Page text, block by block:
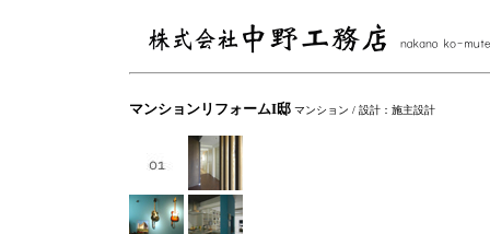
マンションリフォームI邸 マンション / 設計：施主設計